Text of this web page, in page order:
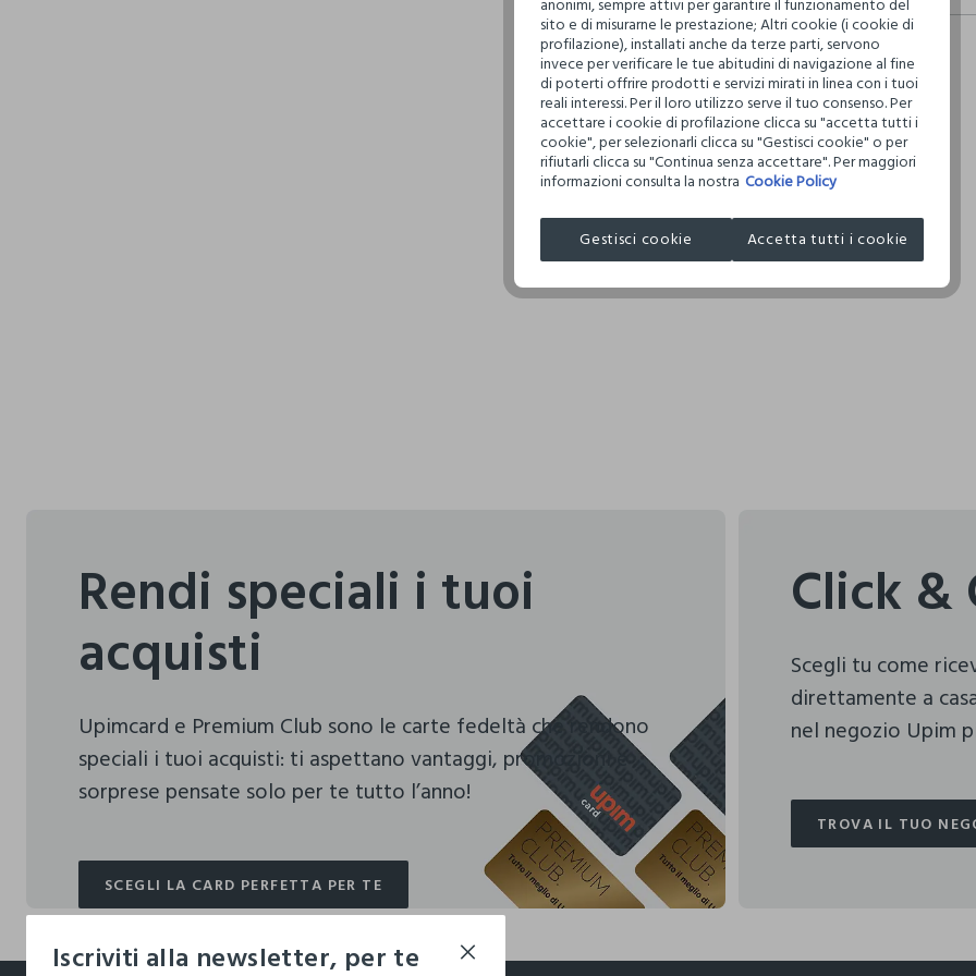
NON
110°C,
DANNI
fisici, per
definito per
restrittivi
Clicca qui
I nostri
MADE IN INDIA
Hai fino a
Rendi speciali i tuoi
acquisti
Upimcard e Premium Club sono le carte fedeltà che rendono
speciali i tuoi acquisti: ti aspettano vantaggi, promozioni e
sorprese pensate solo per te tutto l’anno!
SCEGLI LA CARD PERFETTA PER TE
SCEGLI LA CARD PERFETTA PER TE
Click &
Scegli tu come
direttamente a
nel negozio Upim
TROVA IL TUO
TROVA IL TUO
Iscriviti alla newsletter, per te
footer.ariatitle
sito e di misurarne le prestazione; Altri cookie (i cookie di
profilazione), installati anche da terze parti, servono
invece per verificare le tue abitudini di navigazione al fine
di poterti offrire prodotti e servizi mirati in linea con i tuoi
reali interessi. Per il loro utilizzo serve il tuo consenso. Per
accettare i cookie di profilazione clicca su "accetta tutti i
cookie", per selezionarli clicca su "Gestisci cookie" o per
rifiutarli clicca su "Continua senza accettare". Per maggiori
informazioni consulta la nostra Cookie Policy
Gestisci cookie Accetta tutti i cookie